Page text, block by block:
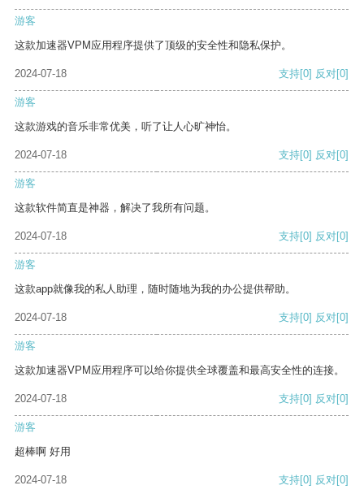
游客
这款加速器VPM应用程序提供了顶级的安全性和隐私保护。
2024-07-18 支持[0] 反对[0]
游客
这款游戏的音乐非常优美，听了让人心旷神怡。
2024-07-18 支持[0] 反对[0]
游客
这款软件简直是神器，解决了我所有问题。
2024-07-18 支持[0] 反对[0]
游客
这款app就像我的私人助理，随时随地为我的办公提供帮助。
2024-07-18 支持[0] 反对[0]
游客
这款加速器VPM应用程序可以给你提供全球覆盖和最高安全性的连接。
2024-07-18 支持[0] 反对[0]
游客
超棒啊 好用
2024-07-18 支持[0] 反对[0]